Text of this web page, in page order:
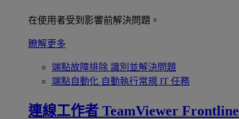
在使用者受到影響前解決問題。
瞭解更多
端點故障排除 識別並解決問題
端點自動化 自動執行常規 IT 任務
連線工作者 TeamViewer Frontline